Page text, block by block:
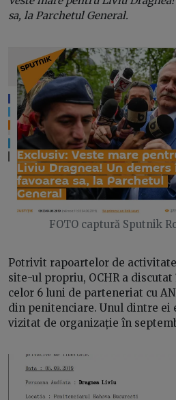
sa, la Parchetul General.
FOTO captură Sputnik
Potrivit rapoartelor de
site-ul propriu, OCHR a
celor 6 luni de parteneriat cu
din penitenciare. Unul dintre ei
vizitat de organizație în